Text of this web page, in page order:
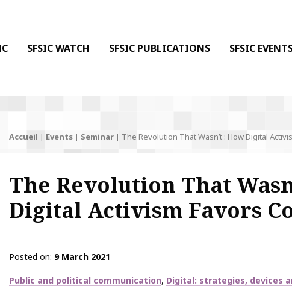
& de la Communication
SFSIC WATCH SFSIC PUBLICATIONS SFSIC
Accueil | Events| Seminar| The Revolution That Wasn’t : How Digital
The Revolution That
Digital Activism Favors
Posted on 9 March 2021
Thématiques
Public and political communication Digital: strategies, devices